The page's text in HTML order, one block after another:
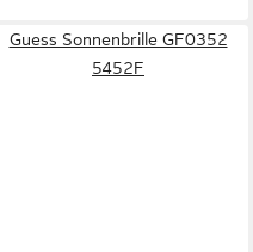
Guess Sonnenbrille GF0352
5452F